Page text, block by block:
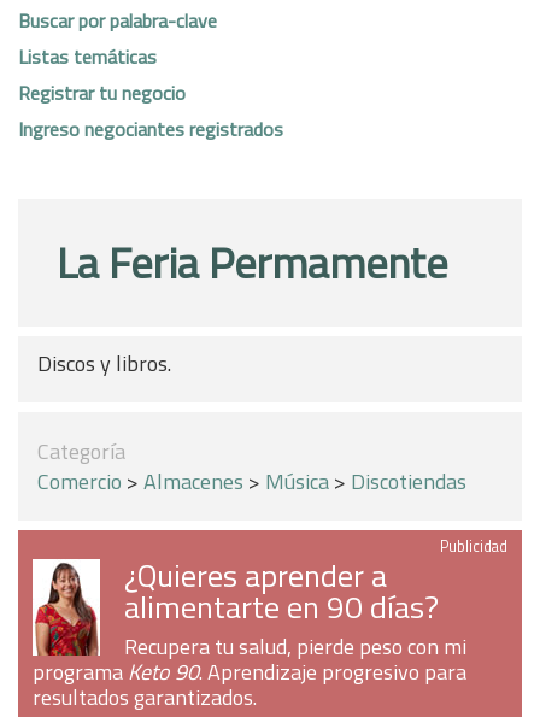
Buscar por palabra-clave
Listas temáticas
Registrar tu negocio
Ingreso negociantes registrados
La Feria Permamente
Discos y libros.
Categoría
Comercio >Almacenes > Música> Discotiendas
Publicidad
¿Quieres aprender a
alimentarte en 90 días?
Recupera tu salud, pierde peso con mi
programaKeto 90. Aprendizaje progresivo para
resultados garantizados.